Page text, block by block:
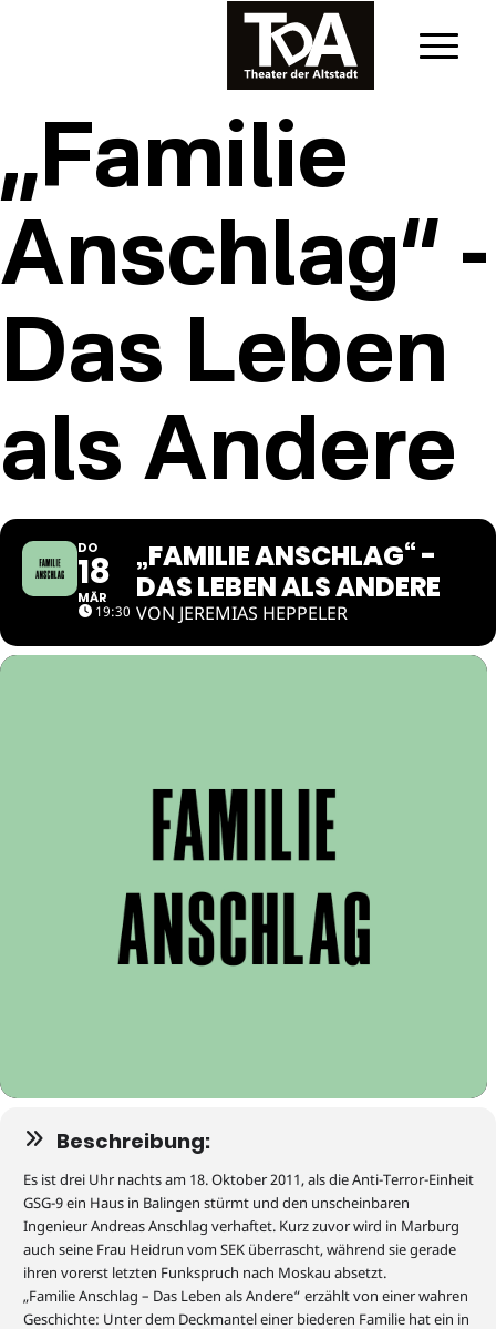
„Familie
Anschlag“ -
Das Leben
als Andere
DO
18
MÄR
19:30
„FAMILIE ANSCHLAG“ -
DAS LEBEN ALS ANDERE
VON JEREMIAS HEPPELER
Beschreibung:
Es ist drei Uhr nachts am 18. Oktober 2011, als die Anti-Terror-Einheit
GSG-9 ein Haus in Balingen stürmt und den unscheinbaren
Ingenieur Andreas Anschlag verhaftet. Kurz zuvor wird in Marburg
auch seine Frau Heidrun vom SEK überrascht, während sie gerade
ihren vorerst letzten Funkspruch nach Moskau absetzt.
„Familie Anschlag – Das Leben als Andere“ erzählt von einer wahren
Geschichte: Unter dem Deckmantel einer biederen Familie hat ein in